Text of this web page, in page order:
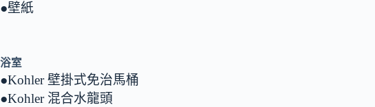
●壁紙
浴室
●Kohler 壁掛式免治馬桶
●Kohler 混合水龍頭